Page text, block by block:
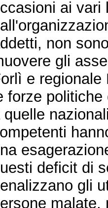
ai vari
non
gli
e regionale
forze
quelle
deficit di
gli
malate,